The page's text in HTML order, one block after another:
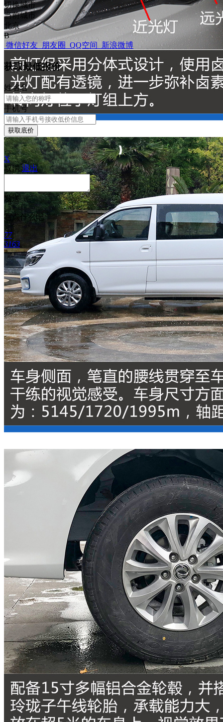
切换城市
当前城市
北京
B
微信好友 朋友圈 QQ空间 新浪微博
获取最低报价
姓名名
手机号
获取底价
X
取消 退出
发送
写点什么吧
77
3163